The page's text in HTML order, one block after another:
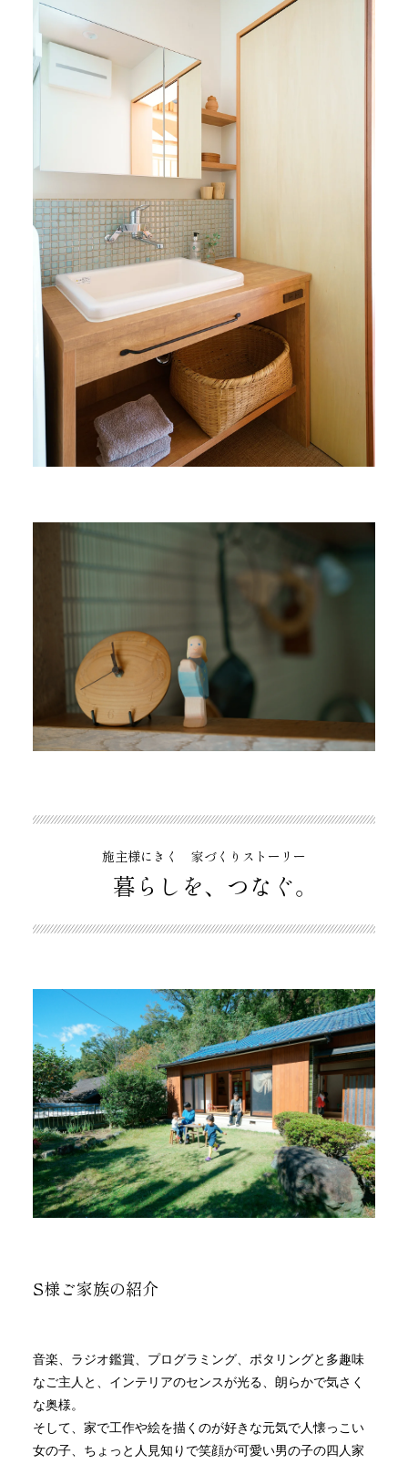
施主様にきく 家づくりストーリー
暮らしを、つなぐ。
S様ご家族の紹介
音楽、ラジオ鑑賞、プログラミング、ポタリングと多趣味
なご主人と、インテリアのセンスが光る、朗らかで気さく
な奥様。
そして、家で工作や絵を描くのが好きな元気で人懐っこい
女の子、ちょっと人見知りで笑顔が可愛い男の子の四人家